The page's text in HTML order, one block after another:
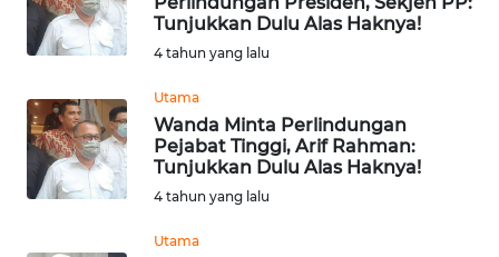
Tunjukkan Dulu Alas Haknya!
4 tahun yang lalu
Utama
Wanda Minta Perlindungan
Pejabat Tinggi, Arif Rahman:
Tunjukkan Dulu Alas Haknya!
4 tahun yang lalu
Utama
KARIR
Wahana
News
Regional